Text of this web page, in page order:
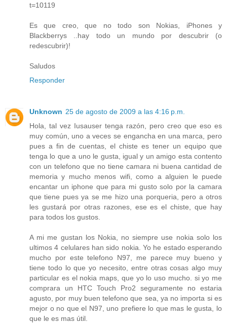
t=10119
Es que creo, que no todo son Nokias, iPhones y
Blackberrys ..hay todo un mundo por descubrir (o
redescubrir)!
Saludos
Responder
Unknown 25 de agosto de 2009 a las 4:16 p.m.
Hola, tal vez Iusauser tenga razón, pero creo que eso es
muy común, uno a veces se engancha en una marca, pero
pues a fin de cuentas, el chiste es tener un equipo que
tenga lo que a uno le gusta, igual y un amigo esta contento
con un telefono que no tiene camara ni buena cantidad de
memoria y mucho menos wifi, como a alguien le puede
encantar un iphone que para mi gusto solo por la camara
que tiene pues ya se me hizo una porqueria, pero a otros
les gustará por otras razones, ese es el chiste, que hay
para todos los gustos.
A mi me gustan los Nokia, no siempre use nokia solo los
ultimos 4 celulares han sido nokia. Yo he estado esperando
mucho por este telefono N97, me parece muy bueno y
tiene todo lo que yo necesito, entre otras cosas algo muy
particular es el nokia maps, que yo lo uso mucho. si yo me
comprara un HTC Touch Pro2 seguramente no estaria
agusto, por muy buen telefono que sea, ya no importa si es
mejor o no que el N97, uno prefiere lo que mas le gusta, lo
que le es mas útil.